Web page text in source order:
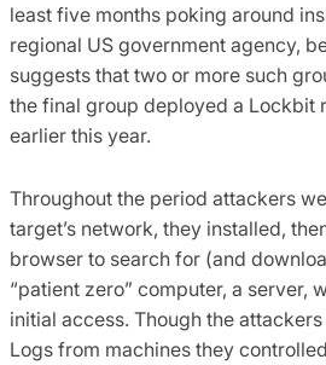
least five months poking around
regional US government agency,
suggests that two or more such
the final group deployed a Lockbit
earlier this year.
Throughout the period attackers
target’s network, they installed,
browser to search for (and
“patient zero” computer, a server,
initial access. Though the
Logs from machines they